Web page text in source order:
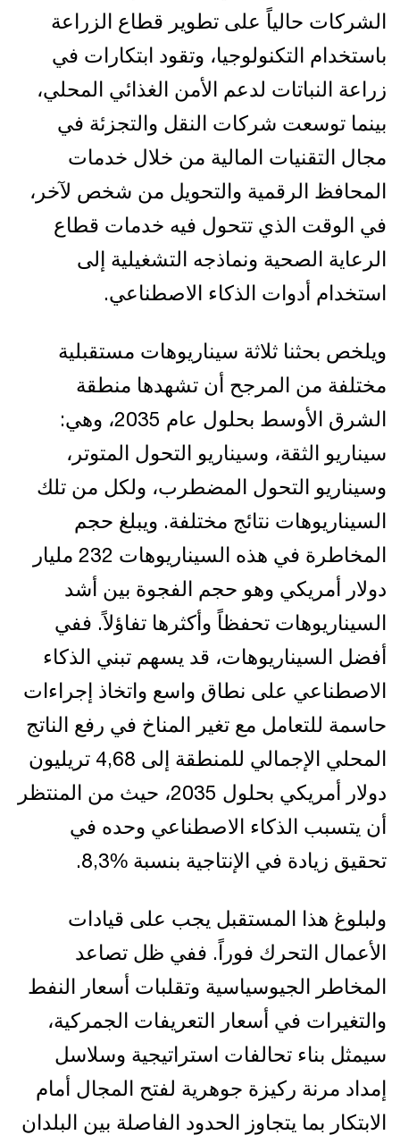
الشركات حالياً على تطوير قطاع الزراعة
باستخدام التكنولوجيا، وتقود ابتكارات في
زراعة النباتات لدعم الأمن الغذائي المحلي،
بينما توسعت شركات النقل والتجزئة في
مجال التقنيات المالية من خلال خدمات
المحافظ الرقمية والتحويل من شخص لآخر،
في الوقت الذي تتحول فيه خدمات قطاع
الرعاية الصحية ونماذجه التشغيلية إلى
استخدام أدوات الذكاء الاصطناعي.
ويلخص بحثنا ثلاثة سيناريوهات مستقبلية
مختلفة من المرجح أن تشهدها منطقة
الشرق الأوسط بحلول عام 2035، وهي:
سيناريو الثقة، وسيناريو التحول المتوتر،
وسيناريو التحول المضطرب، ولكل من تلك
السيناريوهات نتائج مختلفة. ويبلغ حجم
المخاطرة في هذه السيناريوهات 232 مليار
دولار أمريكي وهو حجم الفجوة بين أشد
السيناريوهات تحفظاً وأكثرها تفاؤلاً. ففي
أفضل السيناريوهات، قد يسهم تبني الذكاء
الاصطناعي على نطاق واسع واتخاذ إجراءات
حاسمة للتعامل مع تغير المناخ في رفع الناتج
المحلي الإجمالي للمنطقة إلى 4,68 تريليون
دولار أمريكي بحلول 2035، حيث من المنتظر
أن يتسبب الذكاء الاصطناعي وحده في
تحقيق زيادة في الإنتاجية بنسبة %8,3.
ولبلوغ هذا المستقبل يجب على قيادات
الأعمال التحرك فوراً. ففي ظل تصاعد
المخاطر الجيوسياسية وتقلبات أسعار النفط
والتغيرات في أسعار التعريفات الجمركية،
سيمثل بناء تحالفات استراتيجية وسلاسل
إمداد مرنة ركيزة جوهرية لفتح المجال أمام
الابتكار بما يتجاوز الحدود الفاصلة بين البلدان